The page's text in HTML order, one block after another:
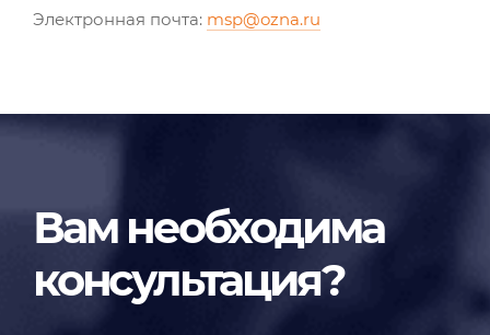
Электронная почта: msp@ozna.ru
Вам необходима
консультация?